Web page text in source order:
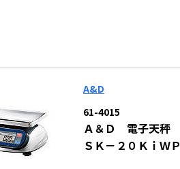
A&D
61-4015
Ａ＆Ｄ 電子天秤
ＳＫ－２０ＫｉＷＰ